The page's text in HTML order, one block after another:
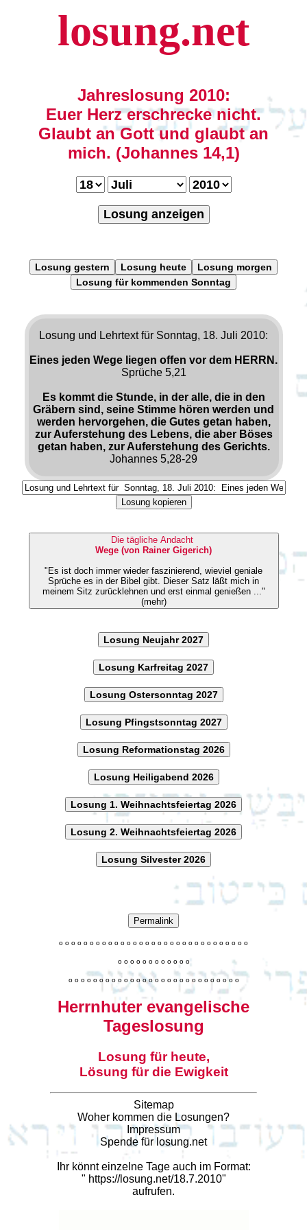
losung.net
Jahreslosung 2010:
Euer Herz erschrecke nicht.
Glaubt an Gott und glaubt an
mich. (Johannes 14,1)
Losung anzeigen
Losung gestern Losung heute
Losung morgen
Losung für kommenden Sonntag
Losung und Lehrtext für Sonntag, 18. Juli 2010:
Eines jeden Wege liegen offen vor dem HERRN.
Sprüche 5,21
Es kommt die Stunde, in der alle, die in den
Gräbern sind, seine Stimme hören werden und
werden hervorgehen, die Gutes getan haben,
zur Auferstehung des Lebens, die aber Böses
getan haben, zur Auferstehung des Gerichts.
Johannes 5,28-29
Losung kopieren
Die tägliche Andacht
Wege (von Rainer Gigerich)
"Es ist doch immer wieder faszinierend, wieviel geniale
Sprüche es in der Bibel gibt. Dieser Satz läßt mich in
meinem Sitz zurücklehnen und erst einmal genießen ..."
(mehr)
Losung Neujahr 2027
Losung Karfreitag 2027
Losung Ostersonntag 2027
Losung Pfingstsonntag 2027
Losung Reformationstag 2026
Losung Heiligabend 2026
Losung 1. Weihnachtsfeiertag 2026
Losung 2. Weihnachtsfeiertag 2026
Losung Silvester 2026
Permalink
o o o o o o o o o o o o o o o o o o o o o o o o o o o o o o o
o o o o o o o o o o o o
o o o o o o o o o o o o o o o o o o o o o o o o o o o o
Herrnhuter evangelische
Tageslosung
Losung für heute,
Lösung für die Ewigkeit
Sitemap
Woher kommen die Losungen?
Impressum
Spende für losung.net
Ihr könnt einzelne Tage auch im Format:
" https://losung.net/18.7.2010"
aufrufen.